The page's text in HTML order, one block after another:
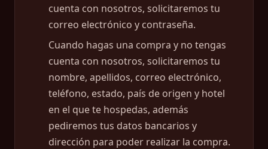
cuenta con nosotros, solicitaremos tu
correo electrónico y contraseña.
Cuando hagas una compra y no tengas
cuenta con nosotros, solicitaremos tu
nombre, apellidos, correo electrónico,
teléfono, estado, país de origen y hotel
en el que te hospedas, además
pediremos tus datos bancarios y
dirección para poder realizar la compra.